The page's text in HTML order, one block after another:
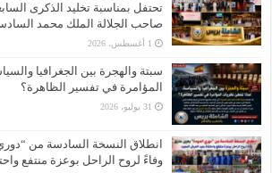
تحتفل بمناسبة تخليد الذكرى
صاحب الجلالة الملك محمد
1 أغسطس، 2026
سبتة والهجرة بين الجغرافيا
المؤامرة في تفسير الظاهرة؟
31 يوليو، 2026
انطلاق النسخة السادسة من
وفاءً لروح الراحل بوعزة منتفع